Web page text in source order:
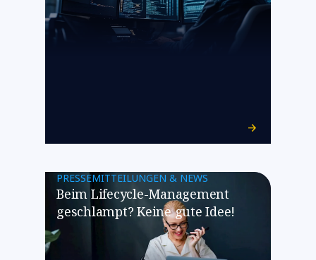
PRESSEMITTEILUNGEN & NEWS
Beim Lifecycle-Management
geschlampt? Keine gute Idee!